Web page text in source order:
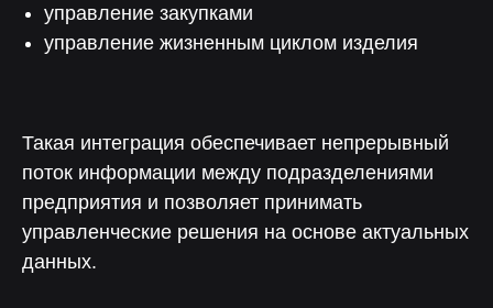
управление закупками
управление жизненным циклом изделия
Такая интеграция обеспечивает непрерывный
поток информации между подразделениями
предприятия и позволяет принимать
управленческие решения на основе актуальных
данных.
Консультация
Чтобы рассчитать окупаемость
и встроить «Лотос» в бизнес